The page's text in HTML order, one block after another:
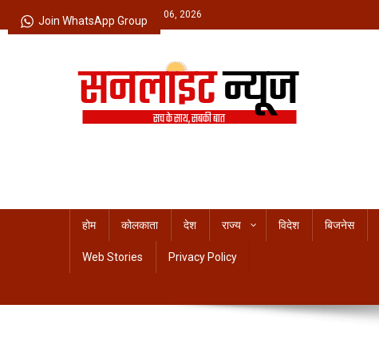
to
Thursday, August 06, 2026
होम कोलकाता देश राज्य विदेश बिजनेस
Web Stories Privacy Policy
Join WhatsApp Group